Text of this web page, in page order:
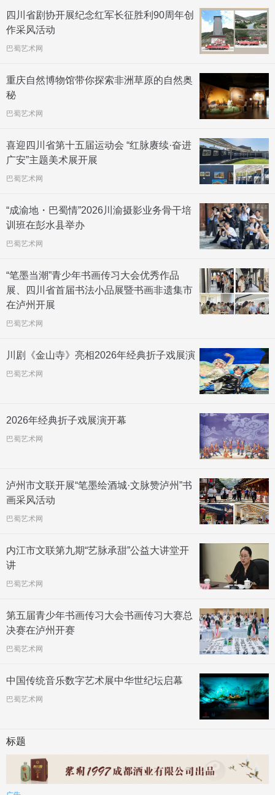
四川省剧协开展纪念红军长征胜利90周年创
作采风活动
巴蜀艺术网
重庆自然博物馆带你探索非洲草原的自然奥
秘
巴蜀艺术网
喜迎四川省第十五届运动会 “红脉赓续·奋进
广安”主题美术展开展
巴蜀艺术网
“成渝地・巴蜀情”2026川渝摄影业务骨干培
训班在彭水县举办
巴蜀艺术网
“笔墨当潮”青少年书画传习大会优秀作品
展、四川省首届书法小品展暨书画非遗集市
在泸州开展
巴蜀艺术网
川剧《金山寺》亮相2026年经典折子戏展演
巴蜀艺术网
2026年经典折子戏展演开幕
巴蜀艺术网
泸州市文联开展“笔墨绘酒城·文脉赞泸州”书
画采风活动
巴蜀艺术网
内江市文联第九期“艺脉承甜”公益大讲堂开
讲
巴蜀艺术网
第五届青少年书画传习大会书画传习大赛总
决赛在泸州开赛
巴蜀艺术网
中国传统音乐数字艺术展中华世纪坛启幕
巴蜀艺术网
标题